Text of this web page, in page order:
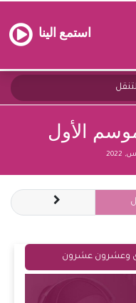
استمع الينا
الأول
وعشرون عشرون